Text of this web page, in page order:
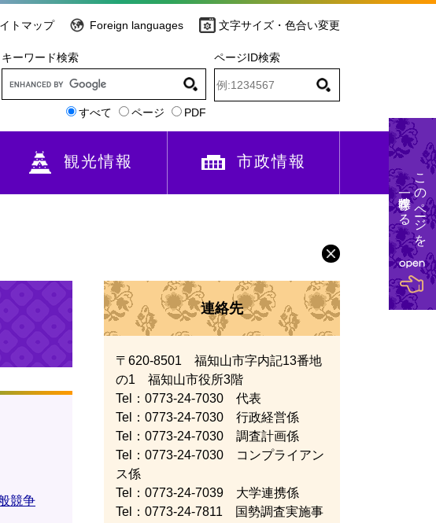
トマップ Foreign languages 文字サイズ・色合い変更
キーワード検索
すべて ページ PDF
ページID検索
観光情報 市政情報
競争
連絡先
〒620-8501 福知山市字内記13番地
の1 福知山市役所3階
Tel：0773-24-7030
代表
Tel：0773-24-7030
行政経営係
Tel：0773-24-7030
調査計画係
Tel：0773-24-7030
コンプライアン
ス係
Tel：0773-24-7039
大学連携係
Tel：0773-24-7811
国勢調査実施事
このページを
一時保存する